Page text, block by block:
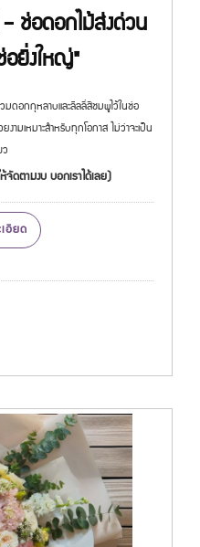
ช่อดอกไม้ส่งด่วน
อยิ่งใหญ่"
ดอกกุหลาบและลิลลี่สีชมพูไว้ในช่อ
มเหมาะสำหรับทุกโอกาส ไม่ว่าจะเป็น
ดตามงบ บอกเราได้เลย)
อียด